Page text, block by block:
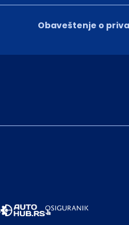
Obaveštenje o